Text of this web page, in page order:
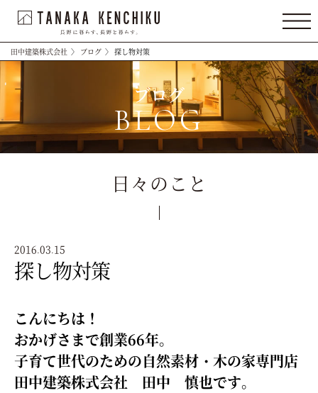
田中建築株式会社 〉 ブログ 〉 探し物対策
ブログ
BLOG
日々のこと
2016.03.15
探し物対策
こんにちは！
おかげさまで創業66年。
子育て世代のための自然素材・木の家専門店
田中建築株式会社 田中 慎也です。